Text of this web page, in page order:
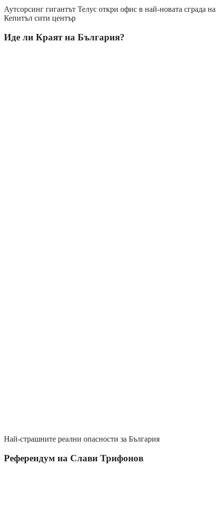
Аутсорсинг гигантът Телус откри офис в най-новата сграда на
Кепитъл сити център
Иде ли Краят на България?
Най-страшните реални опасности за България
Референдум на Слави Трифонов